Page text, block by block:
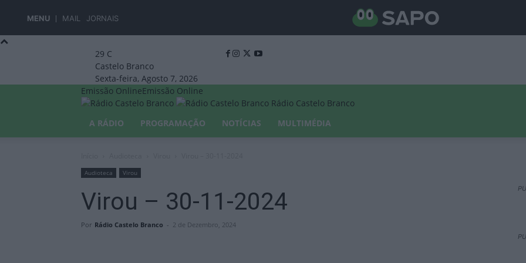
MENU MAIL JORNAIS
29 C
Castelo Branco
Sexta-feira, Agosto 7, 2026
Emissão OnlineEmissão Online
Rádio Castelo Branco
A RÁDIO
PROGRAMAÇÃO NOTÍCIAS MULTIMÉDIA
Audioteca Virou
Virou – 30-11-2024
Por Rádio Castelo Branco - 2 de Dezembro, 2024